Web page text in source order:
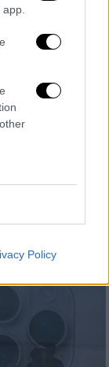
Policy
Εύβοια